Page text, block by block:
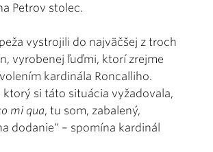
Petrov stolec.
vystrojili do najväčšej z troch
vyrobenej ľuďmi, ktorí zrejme
kardinála Roncalliho.
ktorý si táto situácia vyžadovala,
mi qua, tu som, zabalený,
dodanie“ – spomína kardinál